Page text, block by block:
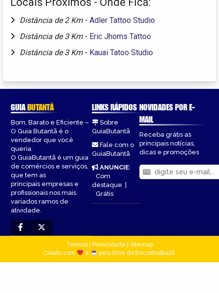
Distância de 2 Km - Adler Tattoo Studio
Distância de 3 Km - Eric Jhoms Tattoo
Distância de 3 Km - Kauai Tatoo Studio
GUIABUTANTÃ
Bom, Barato e Eficiente –
O Guia Butantã é o
vendedor que você
queria.
O GuiaButantã é um guia
de comércios e serviços,
que tem as
principais empresas e
profissionais nos mais
variados ramos de
atividade.
LINKS RÁPIDOS
Sobre
GuiaButantã
Fale com o
GuiaButantã
ANUNCIE:
Com
destaque|
Grátis
NOVIDADES POR E-
MAIL
Receba grátis as
principais notícias,
dicas e promoções
Termos| Privacidade
Sitemap
Criado com
e pelo time do EncontraBrasil